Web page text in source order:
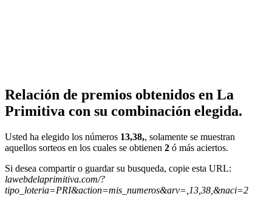
Relación de premios obtenidos en La
Primitiva con su combinación elegida.
Usted ha elegido los números 13,38,, solamente se muestran
aquellos sorteos en los cuales se obtienen 2 ó más aciertos.
Si desea compartir o guardar su busqueda, copie esta URL:
lawebdelaprimitiva.com/?
tipo_loteria=PRI&action=mis_numeros&arv=,13,38,&naci=2